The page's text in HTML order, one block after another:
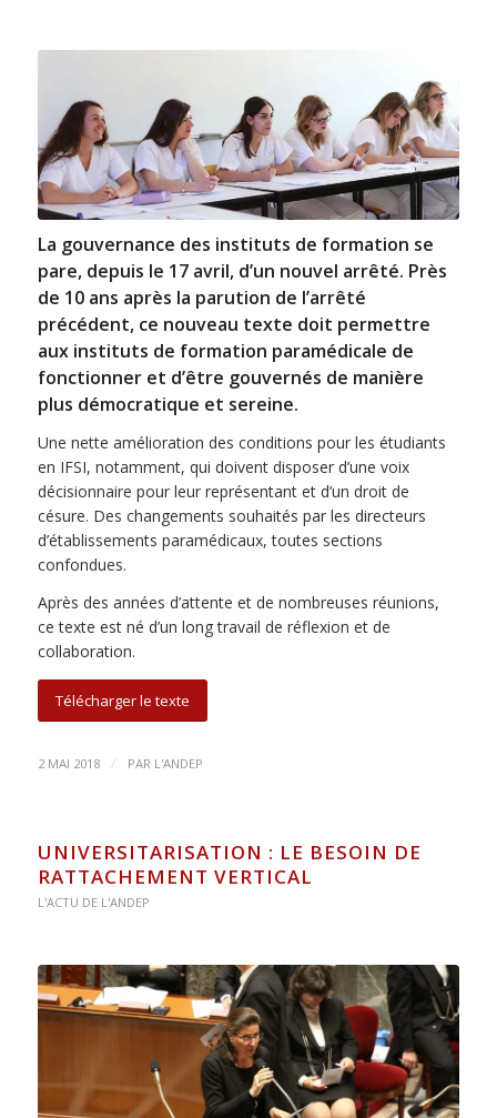
La gouvernance des instituts de formation se
pare, depuis le 17 avril, d’un nouvel arrêté. Près
de 10 ans après la parution de l’arrêté
précédent, ce nouveau texte doit permettre
aux instituts de formation paramédicale de
fonctionner et d’être gouvernés de manière
plus démocratique et sereine.
Une nette amélioration des conditions pour les étudiants
en IFSI, notamment, qui doivent disposer d’une voix
décisionnaire pour leur représentant et d’un droit de
césure. Des changements souhaités par les directeurs
d’établissements paramédicaux, toutes sections
confondues.
Après des années d’attente et de nombreuses réunions,
ce texte est né d’un long travail de réflexion et de
collaboration.
Télécharger le texte
2 MAI 2018 / PAR L'ANDEP
UNIVERSITARISATION : LE BESOIN DE
RATTACHEMENT VERTICAL
L'ACTU DE L'ANDEP